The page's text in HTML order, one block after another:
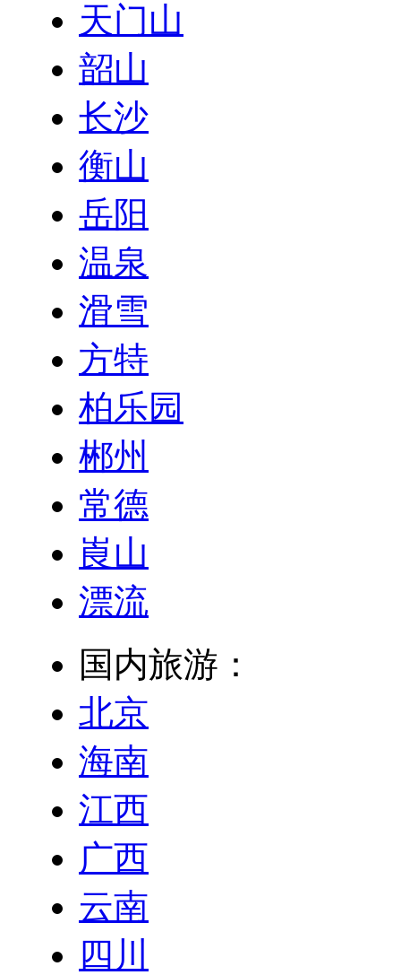
天门山
韶山
长沙
衡山
岳阳
温泉
滑雪
方特
柏乐园
郴州
常德
崀山
漂流
国内旅游：
北京
海南
江西
广西
云南
四川